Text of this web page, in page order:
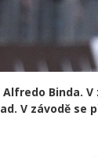
Binda.
V závodě se